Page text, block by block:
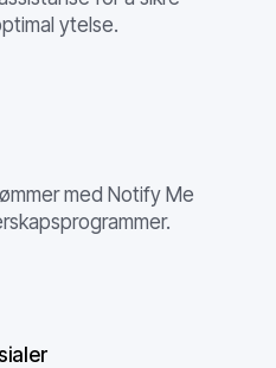
ytelse.
med Notify Me